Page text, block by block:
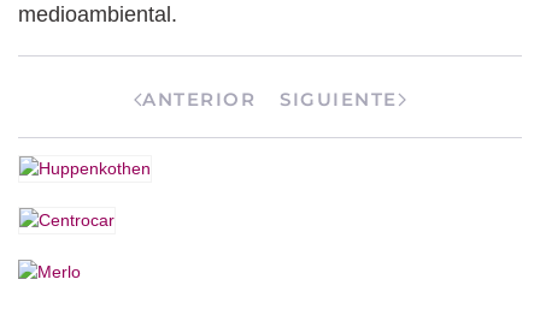
medioambiental.
ANTERIOR SIGUIENTE